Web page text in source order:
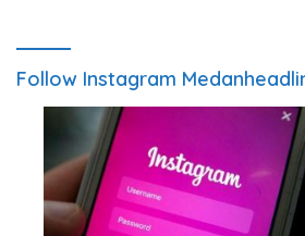
Follow Instagram